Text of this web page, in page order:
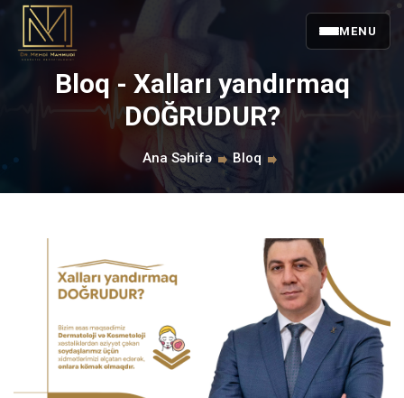
MENU
Bloq - Xalları yandırmaq
DOĞRUDUR?
Ana Səhifə Bloq